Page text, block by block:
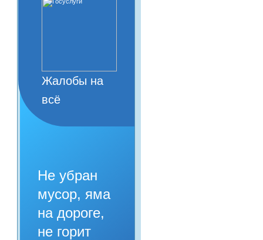
Жалобы на
всё
Не убран
мусор, яма
на дороге,
не горит